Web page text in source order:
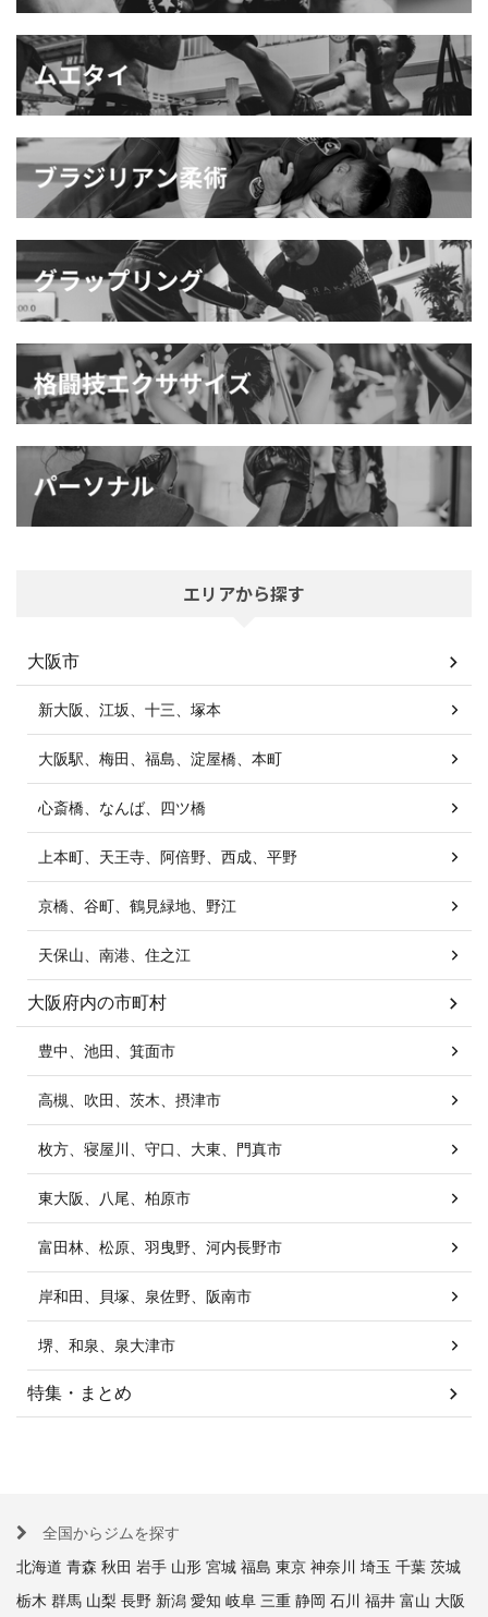
エリアから探す
大阪市
新大阪、江坂、十三、塚本
大阪駅、梅田、福島、淀屋橋、本町
心斎橋、なんば、四ツ橋
上本町、天王寺、阿倍野、西成、平野
京橋、谷町、鶴見緑地、野江
天保山、南港、住之江
大阪府内の市町村
豊中、池田、箕面市
高槻、吹田、茨木、摂津市
枚方、寝屋川、守口、大東、門真市
東大阪、八尾、柏原市
富田林、松原、羽曳野、河内長野市
岸和田、貝塚、泉佐野、阪南市
堺、和泉、泉大津市
特集・まとめ
全国からジムを探す
北海道 青森 秋田 岩手 山形 宮城 福島 東京 神奈川 埼玉 千葉 茨城
栃木 群馬 山梨 長野 新潟 愛知 岐阜 三重 静岡 石川 福井 富山 大阪